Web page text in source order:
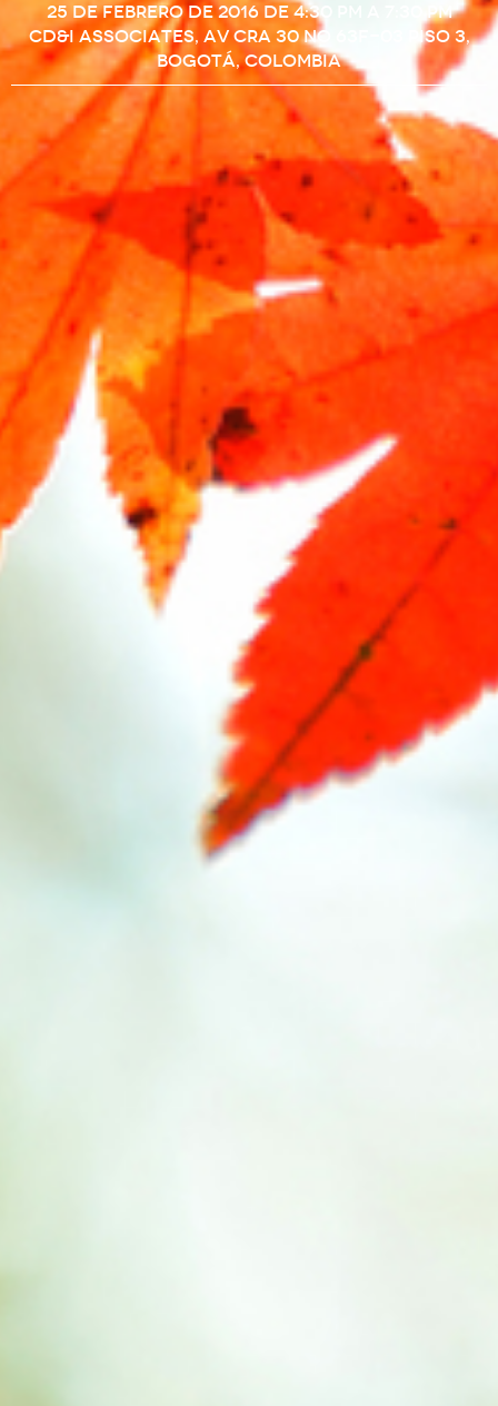
25 de febrero de 2016 de 4:30 pm a 7:30 pm
CD&I Associates, Av Cra 30 No 63F-03 Piso 3,
Bogotá, Colombia